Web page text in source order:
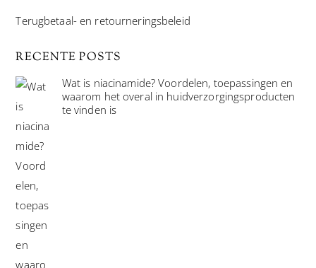
Terugbetaal- en retourneringsbeleid
RECENTE POSTS
Wat is niacinamide? Voordelen, toepassingen en
waarom het overal in huidverzorgingsproducten
te vinden is